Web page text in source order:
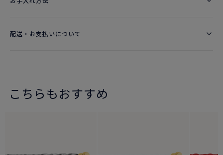
配送・お支払いについて
こちらもおすすめ